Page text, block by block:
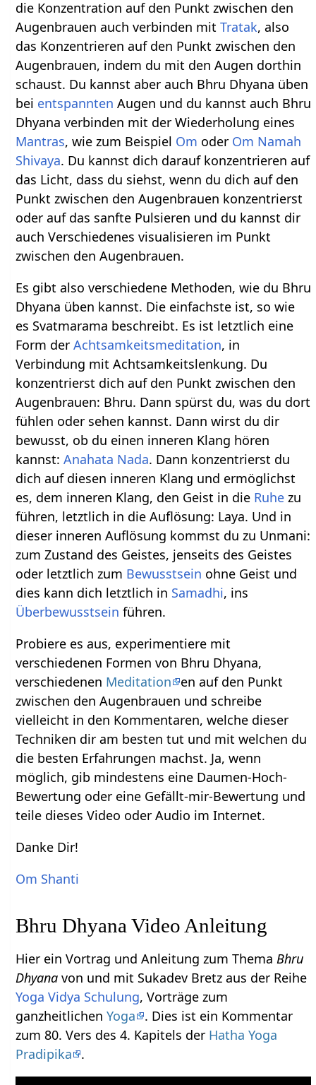
die Konzentration auf den Punkt zwischen den
Augenbrauen auch verbinden mitTratak, also
das Konzentrieren auf den Punkt zwischen den
Augenbrauen, indem du mit den Augen dorthin
schaust. Du kannst aber auch Bhru Dhyana üben
bei entspannten Augen und du kannst auch Bhru
Dhyana verbinden mit der Wiederholung eines
Mantras, wie zum Beispiel Om oder Om Namah
Shivaya. Du kannst dich darauf konzentrieren auf
das Licht, dass du siehst, wenn du dich auf den
Punkt zwischen den Augenbrauen konzentrierst
oder auf das sanfte Pulsieren und du kannst dir
auch Verschiedenes visualisieren im Punkt
zwischen den Augenbrauen.
Es gibt also verschiedene Methoden, wie du Bhru
Dhyana üben kannst. Die einfachste ist, so wie
es Svatmarama beschreibt. Es ist letztlich eine
Form derAchtsamkeitsmeditation, in
Verbindung mit Achtsamkeitslenkung. Du
konzentrierst dich auf den Punkt zwischen den
Augenbrauen: Bhru. Dann spürst du, was du dort
fühlen oder sehen kannst. Dann wirst du dir
bewusst, ob du einen inneren Klang hören
kannst:Anahata Nada. Dann konzentrierst du
dich auf diesen inneren Klang und ermöglichst
es, dem inneren Klang, den Geist in die Ruhe zu
führen, letztlich in die Auflösung: Laya. Und in
dieser inneren Auflösung kommst du zu Unmani:
zum Zustand des Geistes, jenseits des Geistes
oder letztlich zum Bewusstsein ohne Geist und
dies kann dich letztlich in Samadhi, ins
Überbewusstsein führen.
Probiere es aus, experimentiere mit
verschiedenen Formen von Bhru Dhyana,
verschiedenen Meditation
en auf den Punkt
zwischen den Augenbrauen und schreibe
vielleicht in den Kommentaren, welche dieser
Techniken dir am besten tut und mit welchen du
die besten Erfahrungen machst. Ja, wenn
möglich, gib mindestens eine Daumen-Hoch-
Bewertung oder eine Gefällt-mir-Bewertung und
teile dieses Video oder Audio im Internet.
Danke Dir!
Om Shanti
Bhru Dhyana Video Anleitung
Hier ein Vortrag und Anleitung zum ThemaBhru
Dhyana von und mit Sukadev Bretz aus der Reihe
Yoga Vidya Schulung, Vorträge zum
ganzheitlichenYoga
. Dies ist ein Kommentar
zum 80. Vers des 4. Kapitels der Hatha Yoga
Pradipika
.